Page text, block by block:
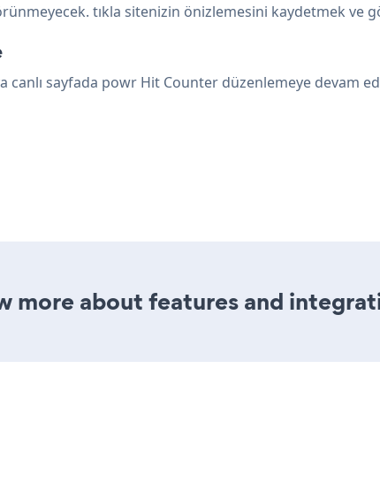
tıkla sitenizin önizlemesini kaydetmek ve
canlı sayfada powr Hit Counter düzenlemeye devam
more about features and